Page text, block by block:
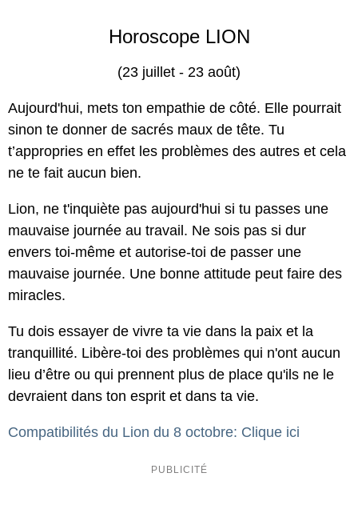
Horoscope LION
(23 juillet - 23 août)
Aujourd'hui, mets ton empathie de côté. Elle pourrait
sinon te donner de sacrés maux de tête. Tu
t’appropries en effet les problèmes des autres et cela
ne te fait aucun bien.
Lion, ne t'inquiète pas aujourd'hui si tu passes une
mauvaise journée au travail. Ne sois pas si dur
envers toi-même et autorise-toi de passer une
mauvaise journée. Une bonne attitude peut faire des
miracles.
Tu dois essayer de vivre ta vie dans la paix et la
tranquillité. Libère-toi des problèmes qui n'ont aucun
lieu d’être ou qui prennent plus de place qu'ils ne le
devraient dans ton esprit et dans ta vie.
Compatibilités du Lion du 8 octobre: Clique ici